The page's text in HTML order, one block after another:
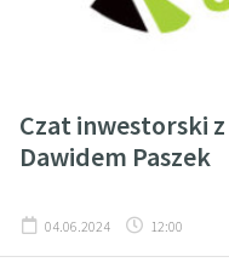
Czat inwestorski
Dawidem Paszek
04.06.2024 12:00